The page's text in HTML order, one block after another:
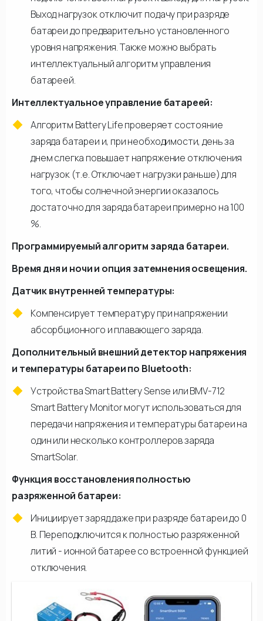
Выход нагрузок отключит подачу при разряде
батареи до предварительно установленного
уровня напряжения. Также можно выбрать
интеллектуальный алгоритм управления
батареей.
Интеллектуальное управление батареей:
Алгоритм Battery Life проверяет состояние
заряда батареи и, при необходимости, день за
днем слегка повышает напряжение отключения
нагрузок (т.е. Отключает нагрузки раньше) для
того, чтобы солнечной энергии оказалось
достаточно для заряда батареи примерно на 100
%.
Программируемый алгоритм заряда батареи.
Время дня и ночи и опция затемнения освещения.
Датчик внутренней температуры:
Компенсирует температуру при напряжении
абсорбционного и плавающего заряда.
Дополнительный внешний детектор напряжения
и температуры батареи по Bluetooth:
Устройства Smart Battery Sense или BMV-712
Smart Battery Monitor могут использоваться для
передачи напряжения и температуры батареи на
один или несколько контроллеров заряда
SmartSolar.
Функция восстановления полностью
разряженной батареи:
Инициирует заряд даже при разряде батареи до 0
В. Переподключится к полностью разряженной
литий - ионной батарее со встроенной функцией
отключения.